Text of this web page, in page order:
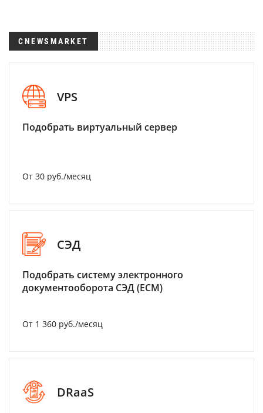
CNEWSMARKET
VPS
Подобрать виртуальный сервер
От 30 руб./месяц
СЭД
Подобрать систему электронного
документооборота СЭД (ECM)
От 1 360 руб./месяц
DRaaS